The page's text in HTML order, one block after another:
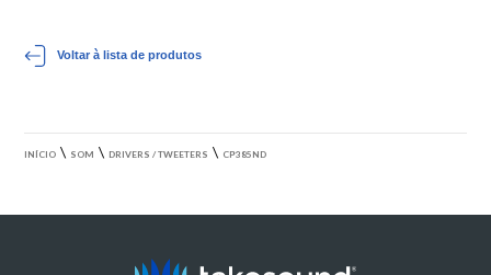
Voltar à lista de produtos
INÍCIO \ SOM \ DRIVERS / TWEETERS \ CP385ND